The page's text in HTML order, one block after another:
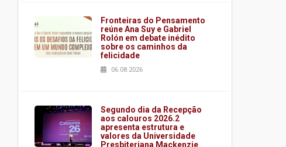
Fronteiras do Pensamento
reúne Ana Suy e Gabriel
Rolón em debate inédito
sobre os caminhos da
felicidade
06.08.2026
Segundo dia da Recepção
aos calouros 2026.2
apresenta estrutura e
valores da Universidade
Presbiteriana Mackenzie